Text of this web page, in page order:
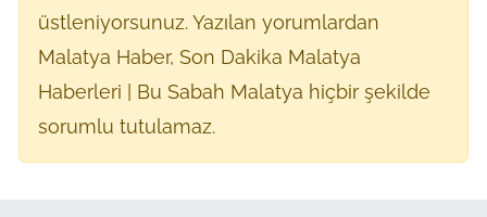
üstleniyorsunuz. Yazılan yorumlardan
Malatya Haber, Son Dakika Malatya
Haberleri | Bu Sabah Malatya hiçbir şekilde
sorumlu tutulamaz.